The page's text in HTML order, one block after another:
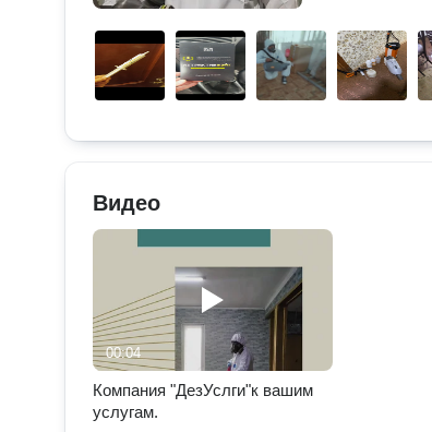
Видео
00:04
Компания "ДезУслги"к вашим
услугам.